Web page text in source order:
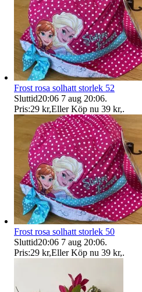
Frost rosa solhatt storlek 52
Sluttid20:06 7 aug 20:06.
Pris:29 kr,Eller Köp nu 39 kr,.
Frost rosa solhatt storlek 50
Sluttid20:06 7 aug 20:06.
Pris:29 kr,Eller Köp nu 39 kr,.